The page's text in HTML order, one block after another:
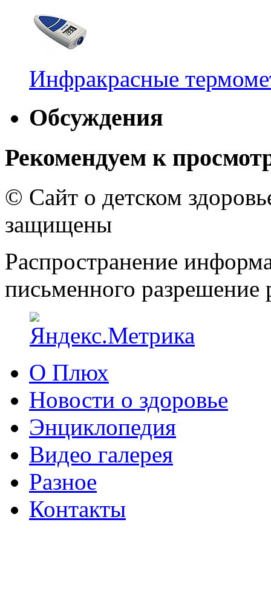
Инфракрасные
Обсуждения
Рекомендуем к
© Сайт о детском
защищены
Распространение
письменного разрешение
О Плюх
Новости о здоровье
Энциклопедия
Видео галерея
Разное
Контакты